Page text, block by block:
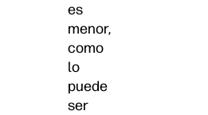
es
menor,
como
lo
puede
ser